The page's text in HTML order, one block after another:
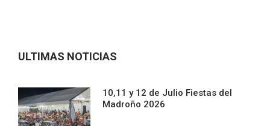
ULTIMAS NOTICIAS
10,11 y 12 de Julio Fiestas del
Madroño 2026